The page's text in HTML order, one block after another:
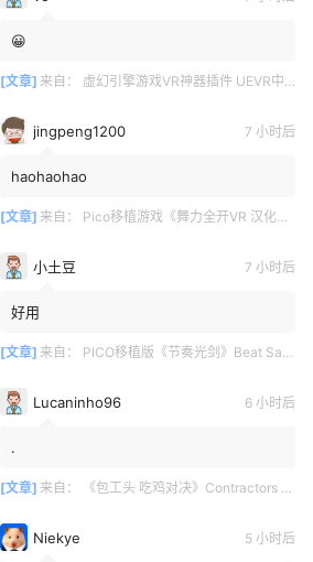
😀
[文章] 来自： 虚幻引擎游戏VR神器插件 UEVR中文版
jingpeng1200 7 小时后
haohaohao
[文章] 来自： Pico移植游戏《舞力全开VR 汉化中文版 – 欢迎来到舞力城》Just Dance VR – Welcome to Dancity
小土豆 7 小时后
好用
[文章] 来自： PICO移植版《节奏光剑》Beat Saber 一体机游戏
Lucaninho96 6 小时后
.
[文章] 来自： 《包工头 吃鸡对决》Contractors Showdown
Niekye 5 小时后